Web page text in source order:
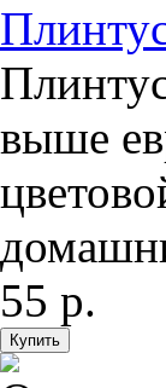
выше
55 р.